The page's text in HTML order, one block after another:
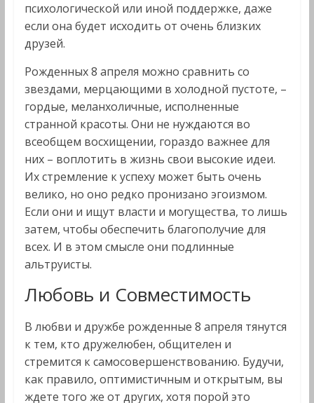
психологической или иной поддержке, даже
если она будет исходить от очень близких
друзей.
Рожденных 8 апреля можно сравнить со
звездами, мерцающими в холодной пустоте, –
гордые, меланхоличные, исполненные
странной красоты. Они не нуждаются во
всеобщем восхищении, гораздо важнее для
них – воплотить в жизнь свои высокие идеи.
Их стремление к успеху может быть очень
велико, но оно редко пронизано эгоизмом.
Если они и ищут власти и могущества, то лишь
затем, чтобы обеспечить благополучие для
всех. И в этом смысле они подлинные
альтруисты.
Любовь и Совместимость
В любви и дружбе рожденные 8 апреля тянутся
к тем, кто дружелюбен, общителен и
стремится к самосовершенствованию. Будучи,
как правило, оптимистичным и открытым, вы
ждете того же от других, хотя порой это